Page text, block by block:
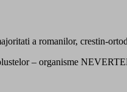
a romanilor, crestin-
– organisme